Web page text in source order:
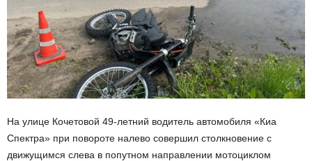
На улице Кочетовой 49-летний водитель автомобиля «Киа
Спектра» при повороте налево совершил столкновение с
движущимся слева в попутном направлении мотоциклом